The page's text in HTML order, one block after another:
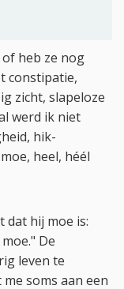
heb ze nog
constipatie,
zicht, slapeloze
werd ik niet
hik-
heel, héél
dat hij moe is:
De
leven te
soms aan een